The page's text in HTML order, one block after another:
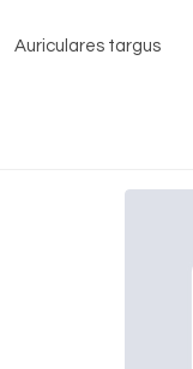
Auriculares targus